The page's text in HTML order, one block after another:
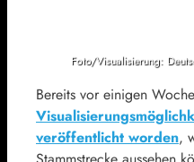
Foto/Visualisierung:
Bereits vor einigen
veröffentlicht worden,